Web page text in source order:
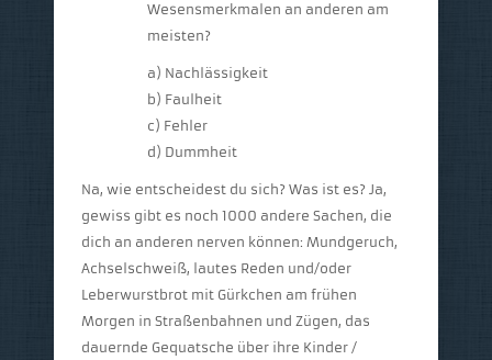
Wesensmerkmalen an anderen am
meisten?
a) Nachlässigkeit
b) Faulheit
c) Fehler
d) Dummheit
Na, wie entscheidest du sich? Was ist es? Ja,
gewiss gibt es noch 1000 andere Sachen, die
dich an anderen nerven können: Mundgeruch,
Achselschweiß, lautes Reden und/oder
Leberwurstbrot mit Gürkchen am frühen
Morgen in Straßenbahnen und Zügen, das
dauernde Gequatsche über ihre Kinder /